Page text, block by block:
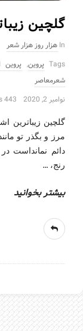
گلچین
In هزار روز هزار شعر
Tags پروین, پروین
شعرمعاصر
نوامبر 2, 2020
443 Views
گلچین زیباترین
مرز و بگذر تو
دائم نمانداست
رنج، …
بیشتر بخوانید